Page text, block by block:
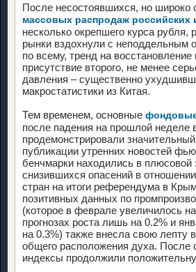
После несостоявшихся, но широко
массовых распродаж российских
несколько окрепшего курса рубля,
рынки вздохнули с неподдельным
по всему, тренд на восстановление
присутствие второго, не менее
давления – существенно
макростатистики из Китая.
Тем временем, основные
после падения на прошлой неделе
продемонстрировали
публикации утренних новостей
бенчмарки находились в плюсовой
снизившихся опасений в
стран на итоги референдума в
позитивных данных по
(которое в феврале увеличилось
прогнозах роста лишь на 0.2% и
на 0.3%) также внесла свою лепту
общего расположения духа. После
индексы продолжили